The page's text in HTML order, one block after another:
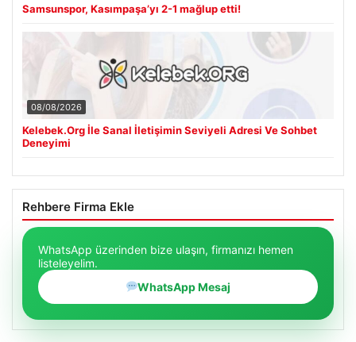
Samsunspor, Kasımpaşa’yı 2-1 mağlup etti!
08/08/2026
Kelebek.Org İle Sanal İletişimin Seviyeli Adresi Ve Sohbet
Deneyimi
Rehbere Firma Ekle
WhatsApp üzerinden bize ulaşın, firmanızı hemen
listeleyelim.
WhatsApp Mesaj